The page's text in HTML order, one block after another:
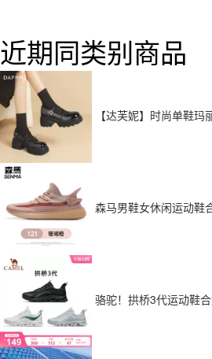
近期同类别商品
【达芙妮】时尚单鞋玛
森马男鞋女休闲运动鞋
骆驼！拱桥3代运动鞋